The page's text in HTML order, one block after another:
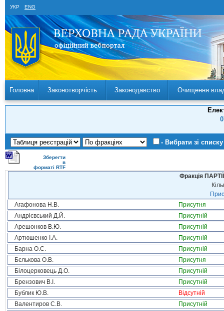
УКР ENG
Головна Законотворчість Законодавство Очищення
- Вибрати зі списку
Зберегти
в
форматі RTF
Фракція
Агафонова Н.В.
Присутня
Андрієвський Д.Й.
Присутній
Арешонков В.Ю.
Присутній
Артюшенко І.А.
Присутній
Барна О.С.
Присутній
Бєлькова О.В.
Присутня
Білоцерковець Д.О.
Присутній
Брензович В.І.
Присутній
Бублик Ю.В.
Відсутній
Валентиров С.В.
Присутній